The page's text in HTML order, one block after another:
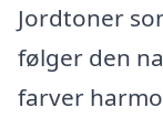
Jordtoner
følger den
farver